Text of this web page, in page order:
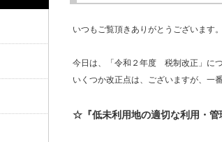
いつもご覧頂きありがとうございます。
今日は、「令和２年度 税制改正」につ
いくつか改正点は、ございますが、一
☆『低未利用地の適切な利用・管